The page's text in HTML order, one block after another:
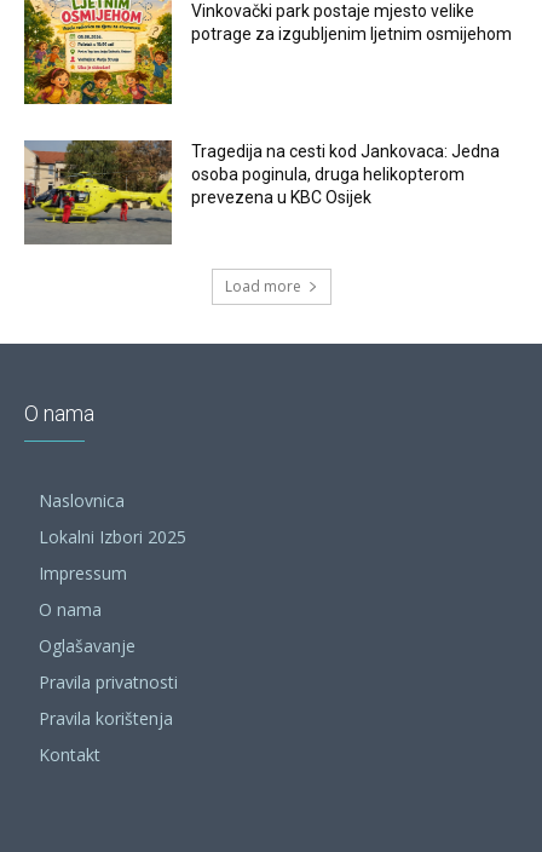
Vinkovački park postaje mjesto velike
potrage za izgubljenim ljetnim osmijehom
Tragedija na cesti kod Jankovaca: Jedna
osoba poginula, druga helikopterom
prevezena u KBC Osijek
Load more
O nama
Naslovnica
Lokalni Izbori 2025
Impressum
O nama
Oglašavanje
Pravila privatnosti
Pravila korištenja
Kontakt